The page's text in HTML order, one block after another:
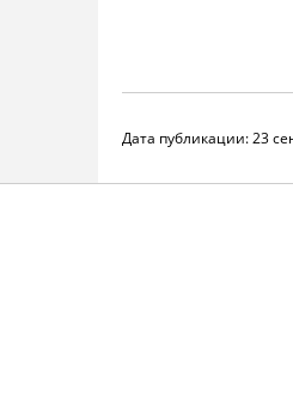
Дата публикации:23